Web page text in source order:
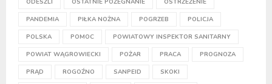
ODESZLI OSTATNIE POŻEGNANIE OSTRZEŻENIE
PANDEMIA PIŁKA NOŻNA POGRZEB POLICJA
POLSKA POMOC POWIATOWY INSPEKTOR SANITARNY
POWIAT WĄGROWIECKI POŻAR PRACA PROGNOZA
PRĄD ROGOŹNO SANPEID SKOKI